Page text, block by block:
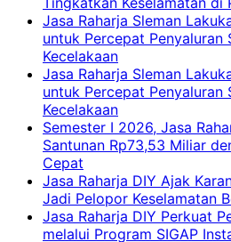
Jasa Raharja Sleman
untuk Percepat Penyaluran
Kecelakaan
Jasa Raharja Sleman
untuk Percepat Penyaluran
Kecelakaan
Semester I 2026, Jasa
Santunan Rp73,53 Miliar
Cepat
Jasa Raharja DIY Ajak
Jadi Pelopor Keselamatan
Jasa Raharja DIY Perkuat
melalui Program SIGAP